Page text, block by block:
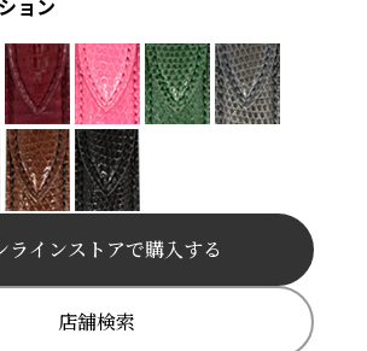
ョン
ラインストアで購入する
店舗検索